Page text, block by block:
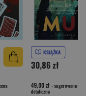
KSIĄŻKA
30,86 zł
49,00 zł - sugerowana cena
detaliczna